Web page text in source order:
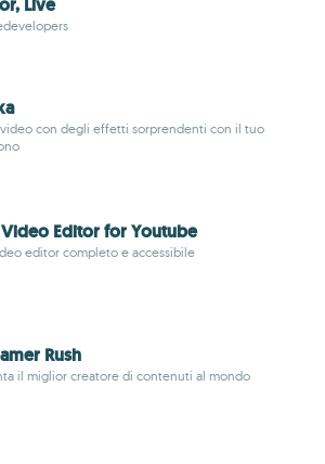
Live
con degli effetti sorprendenti con il tuo
Editor for Youtube
editor completo e accessibile
Rush
il miglior creatore di contenuti al mondo